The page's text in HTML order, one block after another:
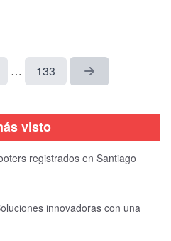
… 133
visto
registrados en Santiago
innovadoras con una